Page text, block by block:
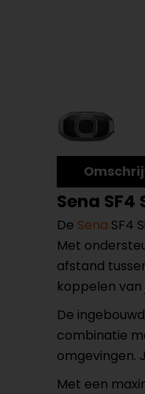
Sena
De Sena SF4
Met
afstand
koppelen
De
combinatie
omgevingen.
Met een